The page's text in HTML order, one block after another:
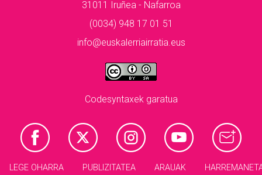
31011 Iruñea - Nafarroa
(0034) 948 17 01 51
info@euskalerriairratia.eus
Codesyntaxek garatua
LEGE OHARRA PUBLIZITATEA ARAUAK